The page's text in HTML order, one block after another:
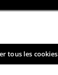
tous les cookies